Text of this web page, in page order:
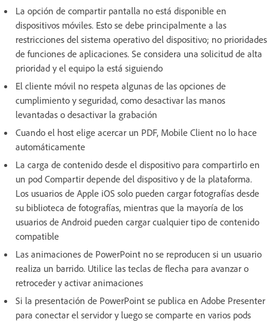
La opción de compartir pantalla no está disponible en
dispositivos móviles. Esto se debe principalmente a las
restricciones del sistema operativo del dispositivo; no prioridades
de funciones de aplicaciones. Se considera una solicitud de alta
prioridad y el equipo la está siguiendo
El cliente móvil no respeta algunas de las opciones de
cumplimiento y seguridad, como desactivar las manos
levantadas o desactivar la grabación
Cuando el host elige acercar un PDF, Mobile Client no lo hace
automáticamente
La carga de contenido desde el dispositivo para compartirlo en
un pod Compartir depende del dispositivo y de la plataforma.
Los usuarios de Apple iOS solo pueden cargar fotografías desde
su biblioteca de fotografías, mientras que la mayoría de los
usuarios de Android pueden cargar cualquier tipo de contenido
compatible
Las animaciones de PowerPoint no se reproducen si un usuario
realiza un barrido. Utilice las teclas de flecha para avanzar o
retroceder y activar animaciones
Si la presentación de PowerPoint se publica en Adobe Presenter
para conectar el servidor y luego se comparte en varios pods